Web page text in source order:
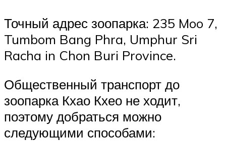
Точный адрес зоопарка: 235 Moo 7,
Tumbom Bang Phra, Umphur Sri
Racha in Chon Buri Province.
Общественный транспорт до
зоопарка Кхао Кхео не ходит,
поэтому добраться можно
следующими способами: